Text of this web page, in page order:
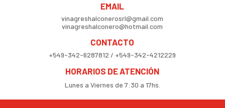
EMAIL
vinagreshalconerosrl@gmail.com
vinagreshalconero@hotmail.com
CONTACTO
+549-342-6287812 / +549-342-4212229
HORARIOS DE ATENCIÓN
Lunes a Viernes de 7:30 a 17hs.